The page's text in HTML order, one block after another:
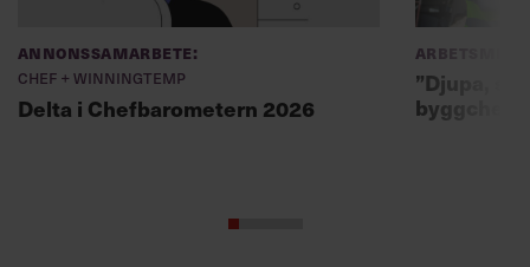
Annonssamarbete:
Chef + Winningtemp
Delta i Chefbarometern 2026
Arbetsmiljö
”Djupa,